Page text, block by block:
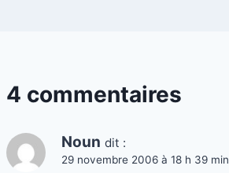
4 commentaires
Noun dit :
29 novembre 2006 à 18 h 39 min